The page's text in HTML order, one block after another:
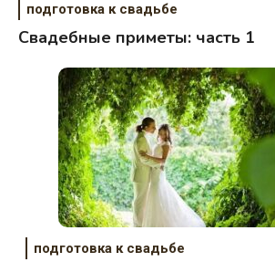
подготовка к свадьбе
Свадебные приметы: часть 1
подготовка к свадьбе